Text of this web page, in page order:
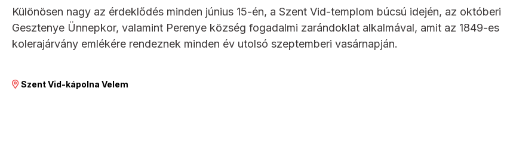
Különösen nagy az érdeklődés minden június 15-én, a Szent Vid-templom búcsú idején, az októberi
Gesztenye Ünnepkor, valamint Perenye község fogadalmi zarándoklat alkalmával, amit az 1849-es
kolerajárvány emlékére rendeznek minden év utolsó szeptemberi vasárnapján.
Szent Vid-kápolna Velem